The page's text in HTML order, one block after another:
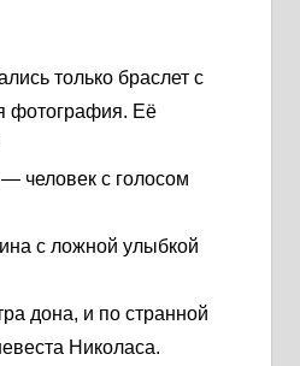
только браслет с
фотография. Её
человек с голосом
с ложной улыбкой
дона, и по странной
Николаса.